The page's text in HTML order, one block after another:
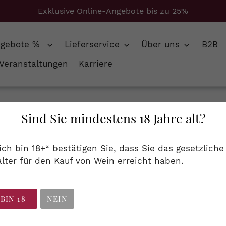
Sind Sie mindestens 18 Jahre alt?
bin 18+“ bestätigen Sie, dass Sie das gesetzliche
für den Kauf von Wein erreicht haben.
18+ NEIN
Exklusive Online-Angebote bis zu 25%
% Lieferservice Über uns
B2B
Karriere
de Loire, 0,75 l
Bouvet Ladubay,
Crémant de Loire,